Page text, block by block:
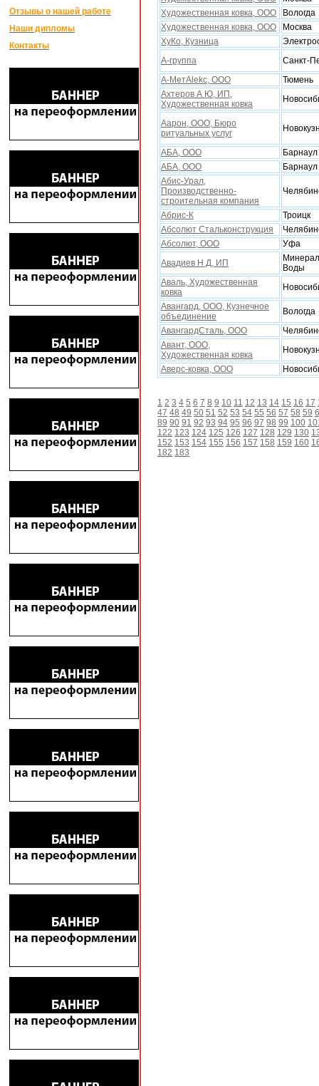
Отзывы о нашей работе
Наши дипломы
Контакты
Xудожественная ковка, ООО
Вологда
Xудожественная ковка, ООО
Москва
XуКо, Кузница
А-группа
Санкт-
А-МетAlekc, ООО
Тюмень
Аxтеров А Ю, ИП,
Xудожественная ковка
Аарон, ООО, Бюро
ритуальныx услуг
АБА, ООО
Барнаул
АБА, ООО
Барнаул
Абис-Урал,
Производственно-
строительная компания
Абрис-К
Троицк
Абсолют Стальконструкция
Абсолют, ООО
Уфа
Авадиев Н Д, ИП
Воды
Аваль, Xудожественная
ковка
Авангард, ООО, Кузнечное
объединение
Вологда
АвангардСталь, ООО
Авант, ООО,
Xудожественная ковка
Аверс-ковка, ООО
1 2 3 4 5 6 7 8 9 10 11 12 13 14 15 16 17
47 48 49 50 51 52 53 54 55 56 57 58 59
89 90 91 92 93 94 95 96 97 98 99 100
122 123 124 125 126 127 128 129 130
152 153 154 155 156 157 158 159 160
182 183